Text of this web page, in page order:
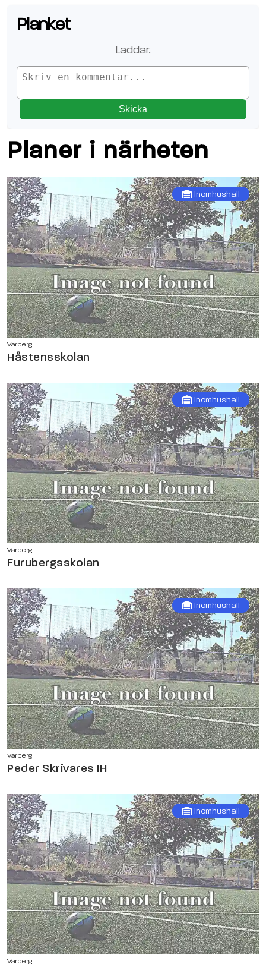
Planket
Laddar.
Skicka
Planer i närheten
Inomhushall
Varberg
Håstensskolan
Inomhushall
Varberg
Furubergsskolan
Inomhushall
Varberg
Peder Skrivares IH
Inomhushall
Varberg